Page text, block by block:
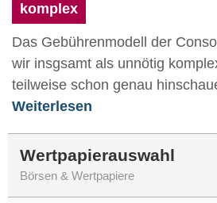
komplex
Das Gebührenmodell der
wir insgsamt als unnötig
teilweise schon genau
Weiterlesen
Wertpapierauswahl
Börsen & Wertpapiere